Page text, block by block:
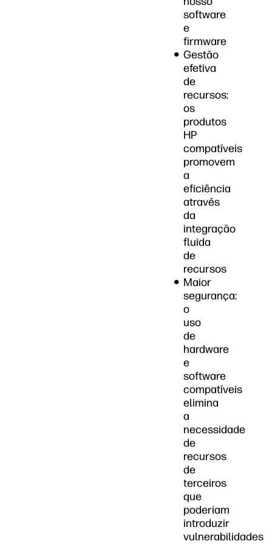
software
e
firmware
Gestão
efetiva
de
recursos:
os
produtos
HP
compatíveis
promovem
a
eficiência
através
da
integração
fluida
de
recursos
Maior
segurança:
o
uso
de
hardware
e
software
compatíveis
elimina
a
necessidade
de
recursos
de
terceiros
que
poderiam
introduzir
vulnerabilidades